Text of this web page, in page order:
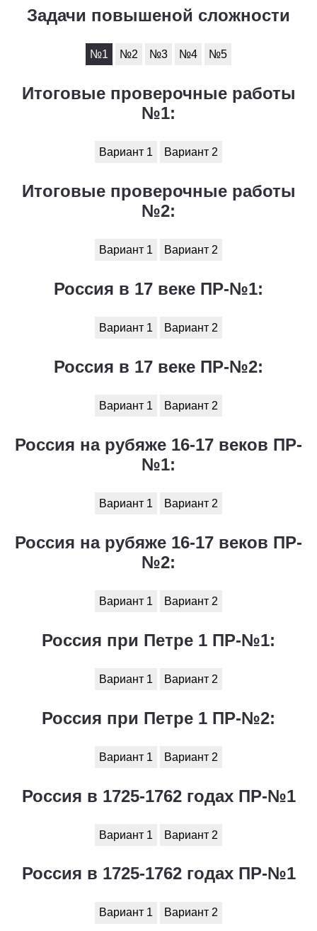
Задачи повышеной сложности
№1 №2 №3 №4 №5
Итоговые проверочные работы
№1:
Вариант 1 Вариант 2
Итоговые проверочные работы
№2:
Вариант 1 Вариант 2
Россия в 17 веке ПР-№1:
Вариант 1 Вариант 2
Россия в 17 веке ПР-№2:
Вариант 1 Вариант 2
Россия на рубяже 16-17 веков ПР-
№1:
Вариант 1 Вариант 2
Россия на рубяже 16-17 веков ПР-
№2:
Вариант 1 Вариант 2
Россия при Петре 1 ПР-№1:
Вариант 1 Вариант 2
Россия при Петре 1 ПР-№2:
Вариант 1 Вариант 2
Россия в 1725-1762 годах ПР-№1
Вариант 1 Вариант 2
Россия в 1725-1762 годах ПР-№1
Вариант 1 Вариант 2